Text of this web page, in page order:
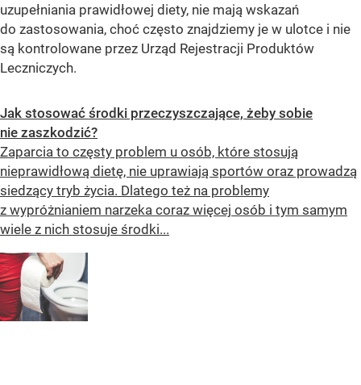
uzupełniania prawidłowej diety, nie mają wskazań
do zastosowania, choć często znajdziemy je w ulotce i nie
są kontrolowane przez Urząd Rejestracji Produktów
Leczniczych.
Jak stosować środki przeczyszczające, żeby sobie
nie zaszkodzić?
Zaparcia to częsty problem u osób, które stosują
nieprawidłową dietę, nie uprawiają sportów oraz prowadzą
siedzący tryb życia. Dlatego też na problemy
z wypróżnianiem narzeka coraz więcej osób i tym samym
wiele z nich stosuje środki...